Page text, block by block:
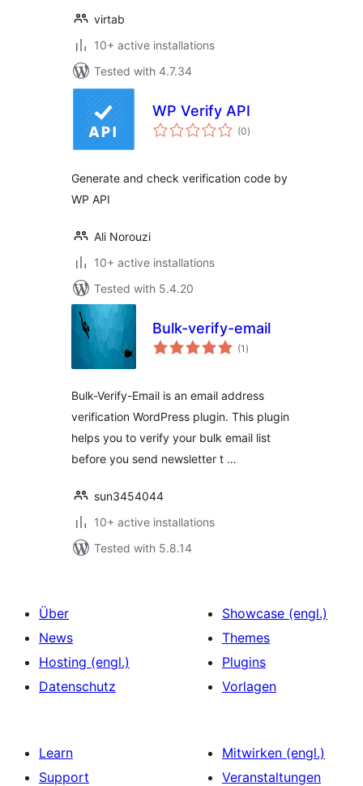
virtab
10+ active installations
Tested with 4.7.34
WP Verify API
(0total
ratings
)
Generate and check verification code by
WP API
Ali Norouzi
10+ active installations
Tested with 5.4.20
Bulk-verify-email
(1 total
ratings
)
Bulk-Verify-Email is an email address
verification WordPress plugin. This plugin
helps you to verify your bulk email list
before you send newsletter t …
sun3454044
10+ active installations
Tested with 5.8.14
Über
News
Hosting (engl.)
Datenschutz
Showcase (engl.)
Themes
Plugins
Vorlagen
Learn
Support
Mitwirken (engl.)
Veranstaltungen